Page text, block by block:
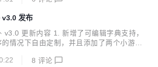
v3.0 发布
v3.0 更新内容 1. 新增了可编辑字典支持，
情况下自由定制，并且添加了两个小游戏
式： #替换单个词汇 R::词汇::回答词汇\ #
8 评论